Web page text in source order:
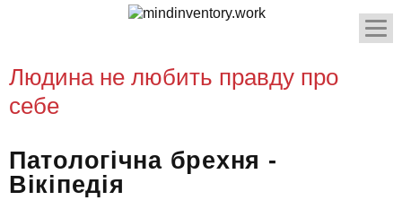
Людина не любить правду про
себе
Патологічна брехня -
Вікіпедія